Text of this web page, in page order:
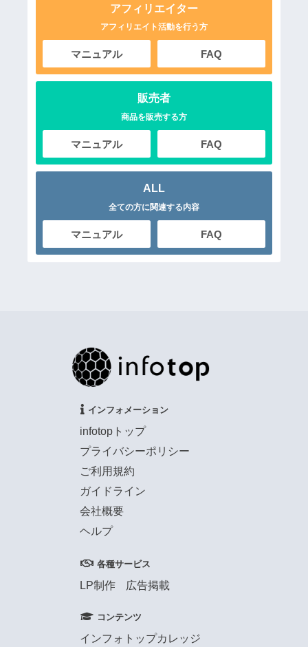
アフィリエイター
アフィリエイト活動を行う方
マニュアル FAQ
販売者
商品を販売する方
マニュアル FAQ
ALL
全ての方に関連する内容
マニュアル FAQ
インフォメーション
infotopトップ
プライバシーポリシー
ご利用規約
ガイドライン
会社概要
ヘルプ
各種サービス
LP制作 広告掲載
コンテンツ
インフォトップカレッジ